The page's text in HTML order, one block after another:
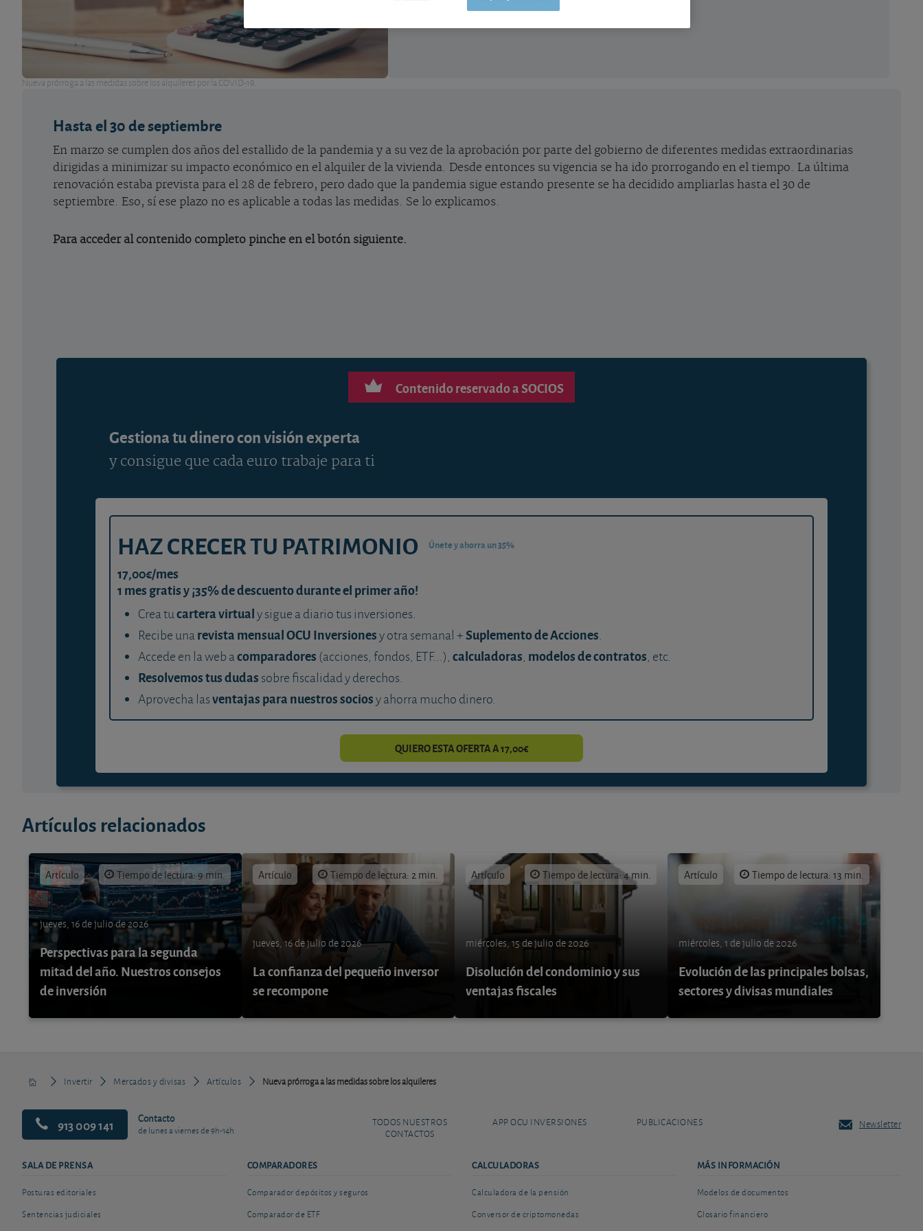
Nueva prórroga a las medidas sobre los alquileres por la COVID-19.
Hasta el 30 de septiembre
En marzo se cumplen dos años del estallido de la pandemia y a su vez de la aprobación por parte del gobierno de diferentes medidas extraordinarias
dirigidas a minimizar su impacto económico en el alquiler de la vivienda. Desde entonces su vigencia se ha ido prorrogando en el tiempo. La última
renovación estaba prevista para el 28 de febrero, pero dado que la pandemia sigue estando presente se ha decidido ampliarlas hasta el 30 de
septiembre. Eso, sí ese plazo no es aplicable a todas las medidas. Se lo explicamos.
Para acceder al contenido completo pinche en el botón siguiente.
Contenido reservado a SOCIOS
Gestiona tu dinero con visión experta
y consigue que cada euro trabaje para ti
HAZ CRECER TU PATRIMONIO Únete y ahorra un 35%
17,00€/mes
1 mes gratis y ¡35% de descuento durante el primer año!
Crea tucartera virtualy sigue a diario tus inversiones.
Recibe unarevista mensual OCU Inversionesy otra semanal +Suplemento de Acciones.
Accede en la web acomparadores (acciones, fondos, ETF...), calculadoras, modelos de contratos, etc.
Resolvemos tus dudas sobre fiscalidad y derechos.
Aprovecha lasventajas para nuestros sociosy ahorra mucho dinero.
QUIERO ESTA OFERTA A 17,00€
Artículos relacionados
Artículo Tiempo de lectura: 9 min.
jueves, 16 de julio de 2026
Perspectivas para la segunda
mitad del año. Nuestros consejos
de inversión
Artículo Tiempo de lectura: 2 min.
jueves, 16 de julio de 2026
La confianza del pequeño inversor
se recompone
Artículo Tiempo de lectura: 4 min.
miércoles, 15 de julio de 2026
Disolución del condominio y sus
ventajas fiscales
Artículo Tiempo de lectura: 13 min.
miércoles, 1 de julio de 2026
Evolución de las principales bolsas,
sectores y divisas mundiales
Invertir Mercados y divisas Artículos Nueva prórroga a las medidas sobre los alquileres
913 009 141 Contacto
de lunes a viernes de 9h-14h
TODOS NUESTROS
CONTACTOS
APP OCU INVERSIONES PUBLICACIONES Newsletter
SALA DE PRENSA
Posturas editoriales
Sentencias judiciales
COMPARADORES
Comparador depósitos y seguros
Comparador de ETF
CALCULADORAS
Calculadora de la pensión
Conversor de criptomonedas
MÁS INFORMACIÓN
Modelos de documentos
Glosario financiero